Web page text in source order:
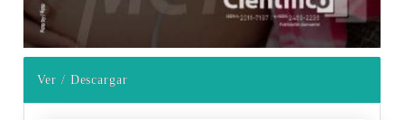
Ver / Descargar